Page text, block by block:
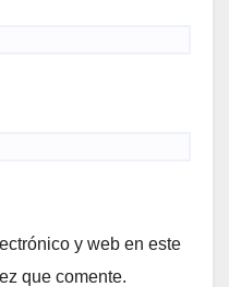
y web en este
que comente.